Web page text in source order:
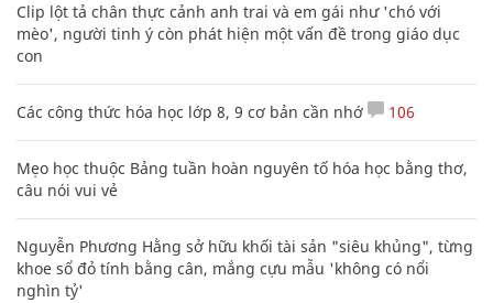
Clip lột tả chân thực cảnh anh trai và em gái như 'chó với
mèo', người tinh ý còn phát hiện một vấn đề trong giáo dục
con
Các công thức hóa học lớp 8, 9 cơ bản cần nhớ 106
Mẹo học thuộc Bảng tuần hoàn nguyên tố hóa học bằng thơ,
câu nói vui vẻ
Nguyễn Phương Hằng sở hữu khối tài sản "siêu khủng", từng
khoe sổ đỏ tính bằng cân, mắng cựu mẫu 'không có nổi
nghìn tỷ'